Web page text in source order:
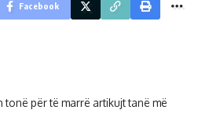
Facebook
tonë për të marrë artikujt tanë më